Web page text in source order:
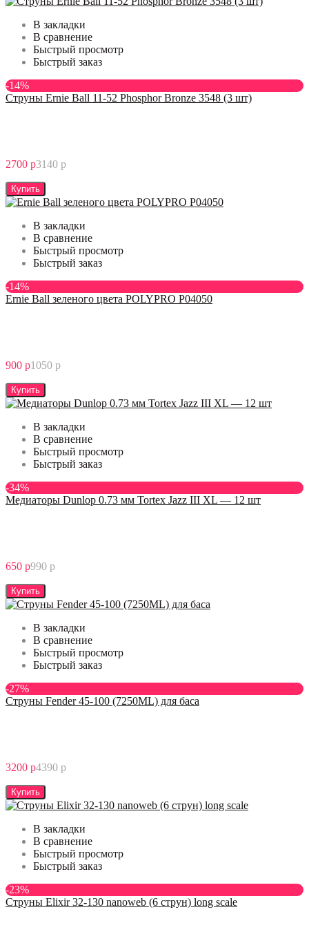
В закладки
В сравнение
Быстрый просмотр
Быстрый заказ
-14%
Струны Ernie Ball 11-52 Phosphor Bronze 3548 (3 шт)
2700 р3140 р
Купить
В закладки
В сравнение
Быстрый просмотр
Быстрый заказ
-14%
Ernie Ball зеленого цвета POLYPRO P04050
900 р1050 р
Купить
В закладки
В сравнение
Быстрый просмотр
Быстрый заказ
-34%
Медиаторы Dunlop 0.73 мм Tortex Jazz III XL — 12 шт
650 р990 р
Купить
В закладки
В сравнение
Быстрый просмотр
Быстрый заказ
-27%
Струны Fender 45-100 (7250ML) для баса
3200 р4390 р
Купить
В закладки
В сравнение
Быстрый просмотр
Быстрый заказ
-23%
Струны Elixir 32-130 nanoweb (6 струн) long scale